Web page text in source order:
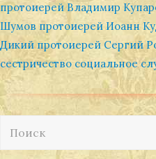
протоиерей Владимир
Шумов протоиерей Иоанн
Дикий протоиерей Сергий
сестричество социальное